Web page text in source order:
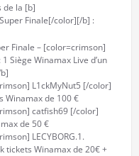
de la [b]
Finale[/color][/b] :
Finale – [color=crimson]
Siège Winamax Live d’un
L1ckMyNut5 [/color]
Winamax de 100 €
catfish69 [/color]
de 50 €
LECYBORG.1.
tickets Winamax de 20€ +